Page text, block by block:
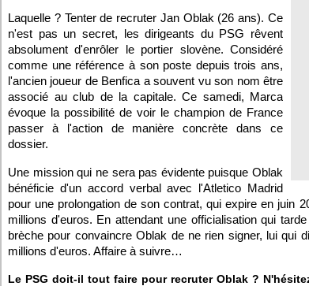
Laquelle ? Tenter de recruter Jan Oblak (26 ans). Ce
n'est pas un secret, les dirigeants du PSG rêvent
absolument d'enrôler le portier slovène. Considéré
comme une référence à son poste depuis trois ans,
l'ancien joueur de Benfica a souvent vu son nom être
associé au club de la capitale. Ce samedi, Marca
évoque la possibilité de voir le champion de France
passer à l'action de manière concrète dans ce
dossier.
Une mission qui ne sera pas évidente puisque Oblak
bénéficie d'un accord verbal avec l'Atletico Madrid
pour une prolongation de son contrat, qui expire en juin
millions d'euros. En attendant une officialisation qui
brèche pour convaincre Oblak de ne rien signer, lui qui
millions d'euros. Affaire à suivre…
Le PSG doit-il tout faire pour recruter Oblak ?